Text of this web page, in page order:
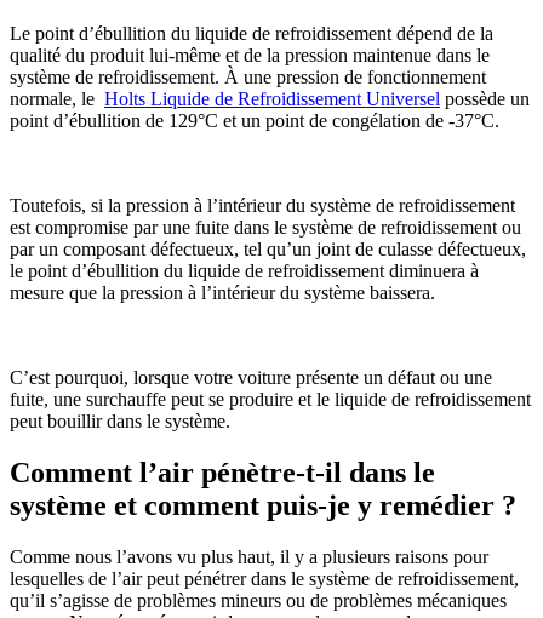
Le point d’ébullition du liquide de refroidissement dépend de la
qualité du produit lui-même et de la pression maintenue dans le
système de refroidissement. À une pression de fonctionnement
normale, le Holts Liquide de Refroidissement Universel possède un
point d’ébullition de 129°C et un point de congélation de -37°C.
Toutefois, si la pression à l’intérieur du système de refroidissement
est compromise par une fuite dans le système de refroidissement ou
par un composant défectueux, tel qu’un joint de culasse défectueux,
le point d’ébullition du liquide de refroidissement diminuera à
mesure que la pression à l’intérieur du système baissera.
C’est pourquoi, lorsque votre voiture présente un défaut ou une
fuite, une surchauffe peut se produire et le liquide de refroidissement
peut bouillir dans le système.
Comment l’air pénètre-t-il dans le
système et comment puis-je y remédier ?
Comme nous l’avons vu plus haut, il y a plusieurs raisons pour
lesquelles de l’air peut pénétrer dans le système de refroidissement,
qu’il s’agisse de problèmes mineurs ou de problèmes mécaniques